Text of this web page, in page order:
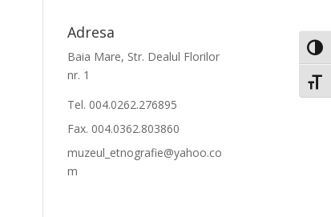
Adresa
Baia Mare, Str. Dealul Florilor
nr. 1
Tel. 004.0262.276895
Fax. 004.0362.803860
muzeul_etnografie@yahoo.co
m